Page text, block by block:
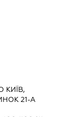
КИЇВ,
21-А